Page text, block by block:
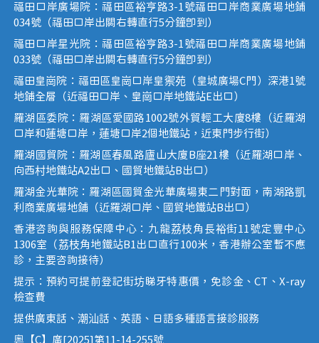
福田口岸廣場院：福田區裕亨路3-1號福田口岸商業廣場地鋪
034號（福田口岸出關右轉直行5分鐘即到）
福田口岸星光院：福田區裕亨路3-1號福田口岸商業廣場地鋪
033號（福田口岸出關右轉直行5分鐘即到）
福田皇崗院：福田區皇崗口岸皇禦苑（皇城廣場C門）深港1號
地鋪全層（近福田口岸、皇崗口岸地鐵站E出口）
羅湖區委院：羅湖區愛國路1002號外貿輕工大廈8樓（近羅湖
口岸和蓮塘口岸，蓮塘口岸2個地鐵站，近東門步行街）
羅湖國貿院：羅湖區春風路廬山大廈B座21樓（近羅湖口岸、
向西村地鐵站A2出口、國貿地鐵站B出口）
羅湖金光華院：羅湖區國貿金光華廣場東二門對面，南湖路凱
利商業廣場地鋪（近羅湖口岸、國貿地鐵站B出口）
香港咨詢與服務保障中心：九龍荔枝角長裕街11號定豐中心
1306室（荔枝角地鐵站B1出口直行100米，香港辦公室暫不應
診，主要咨詢接待）
提示：預約可提前登記街坊睇牙特惠價，免診金、CT、X-ray
檢查費
提供廣東話、潮汕話、英語、日語多種語言接診服務
粵【C】廣[2025]第11-14-255號